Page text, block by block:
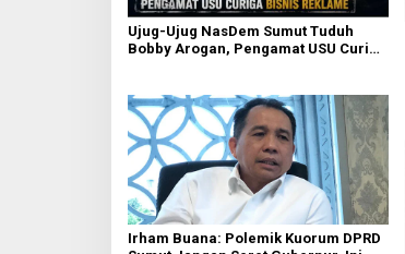
Ujug-Ujug NasDem Sumut Tuduh
Bobby Arogan, Pengamat USU Curiga
Irham Buana: Polemik Kuorum DPRD